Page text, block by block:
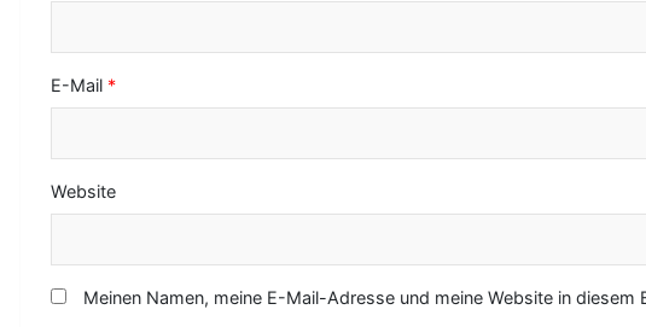
E-Mail *
Website
Meinen Namen, meine E-Mail-Adresse und meine Website in